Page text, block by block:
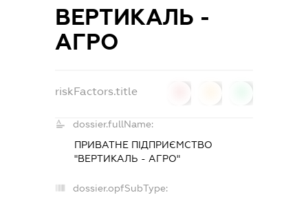
ВЕРТИКАЛЬ -
АГРО
riskFactors.title
dossier.fullName:
ПРИВАТНЕ ПІДПРИЄМСТВО
"ВЕРТИКАЛЬ - АГРО"
dossier.opfSubType: